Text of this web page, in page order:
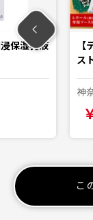
保湿乳液
【
ス
神
こ